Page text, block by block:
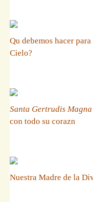
Qu debemos hacer
Cielo?
Santa Gertrudis Magna
con todo su corazn
Nuestra Madre de la